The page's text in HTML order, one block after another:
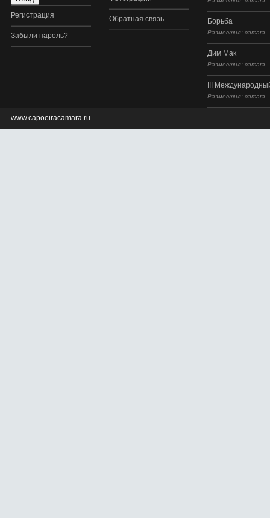
Регистрация
Забыли пароль?
Обратная связь Борьба
Разместил: camara
Дим Мак
Разместил: camara
III
Разместил: camara
www.capoeiracamara.ru